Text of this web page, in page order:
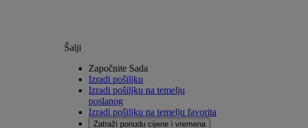
Šalji
Započnite Sada
Izradi pošiljku
Izradi pošiljku na temelju
poslanog
Izradi pošiljku na temelju favorita
Zatraži ponudu cijene i vremena